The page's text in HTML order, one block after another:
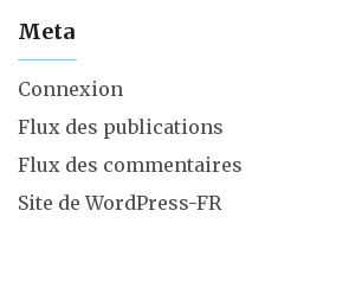
Meta
Connexion
Flux des publications
Flux des commentaires
Site de WordPress-FR